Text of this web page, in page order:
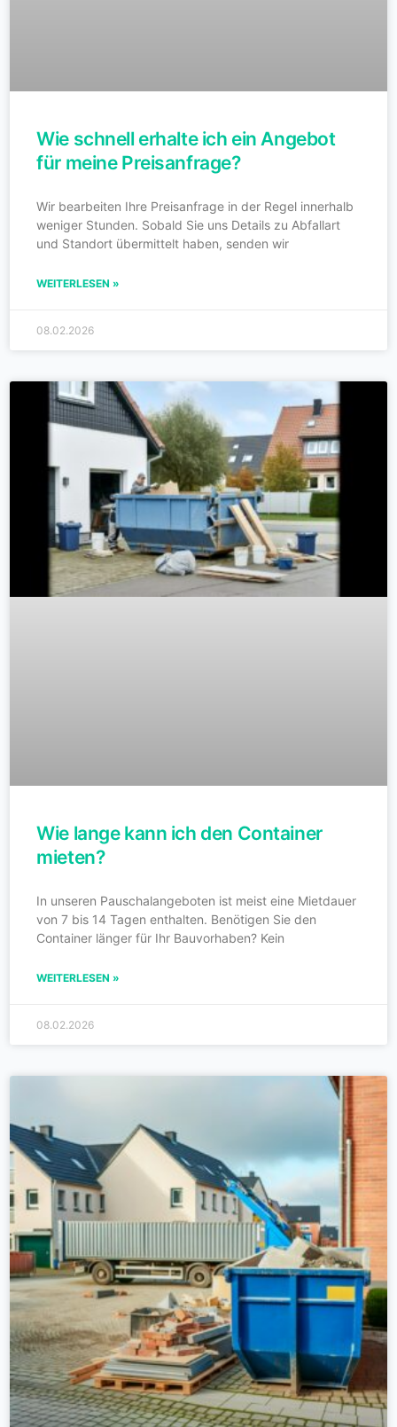
Wie schnell erhalte ich ein Angebot
für meine Preisanfrage?
Wir bearbeiten Ihre Preisanfrage in der Regel innerhalb
weniger Stunden. Sobald Sie uns Details zu Abfallart
und Standort übermittelt haben, senden wir
WEITERLESEN »
08.02.2026
Wie lange kann ich den Container
mieten?
In unseren Pauschalangeboten ist meist eine Mietdauer
von 7 bis 14 Tagen enthalten. Benötigen Sie den
Container länger für Ihr Bauvorhaben? Kein
WEITERLESEN »
08.02.2026